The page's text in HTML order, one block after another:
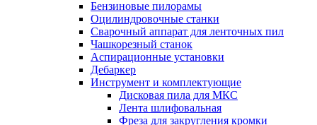
Бензиновые пилорамы
Оцилиндровочные станки
Сварочный аппарат для ленточных пил
Чашкорезный станок
Аспирационные установки
Дебаркер
Инструмент и комплектующие
Дисковая пила для МКС
Лента шлифовальная
Фреза для закругления кромки